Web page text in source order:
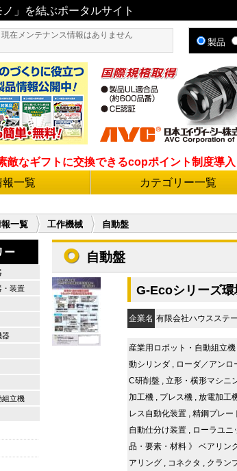
ノ」を結ぶポータルサイト
現在メンテナンス情報はありません
製品
敵なギフトに交換できるcopポイント制度導
一覧
カテゴリー一覧
一覧 工作機械 自動盤
自動盤
G-Ecoシリーズ
企業名 有限会社ハウスステ
産業用ロボット・自動組立機
動シリンダ
ローダ／アンロ
C研削盤
立形・横形マシニ
加工機
プレス機 放電加工
レス自動化装置
精鋼プレー
自動仕分け装置
ローラユニ
品・要素・材料 》 ベアリン
アリング
コネクタ クラン
ー
・装置
器
組立機